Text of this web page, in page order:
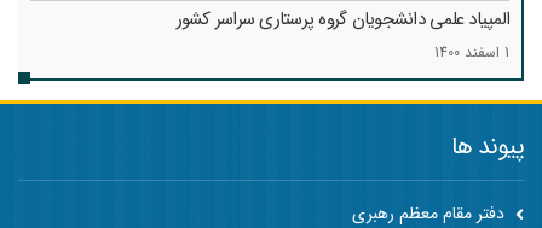
المپیاد علمی دانشجویان گروه پرستاری سراسر کشور
1 اسفند 1400
پیوند ها
دفتر مقام معظم رهبری